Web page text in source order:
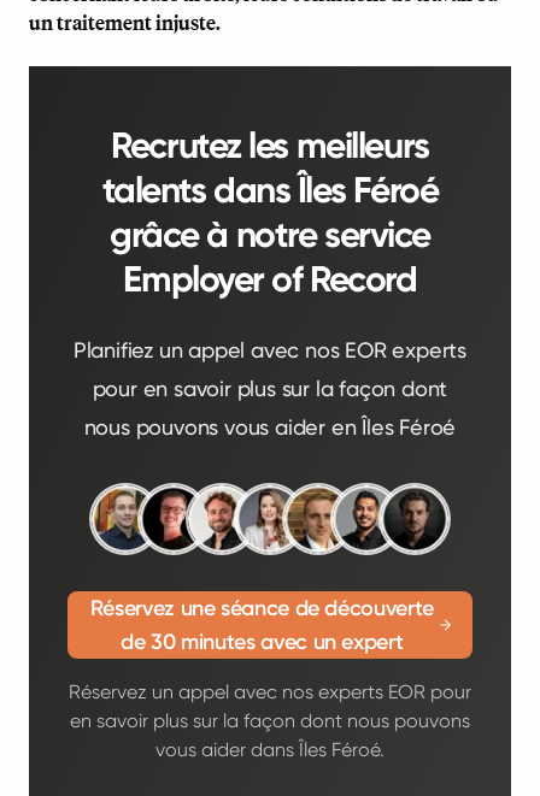
un traitement injuste.
Recrutez les meilleurs
talents dans Îles Féroé
grâce à notre service
Employer of Record
Planifiez un appel avec nos EOR experts
pour en savoir plus sur la façon dont
nous pouvons vous aider en Îles Féroé
Réservez une séance de découverte
de 30 minutes avec un expert
Réservez un appel avec nos experts EOR pour
en savoir plus sur la façon dont nous pouvons
vous aider dans Îles Féroé.